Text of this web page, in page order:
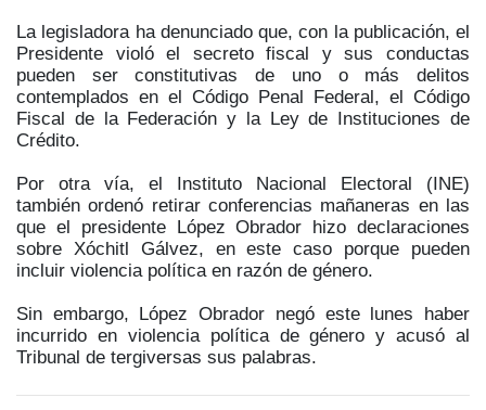
La legisladora ha denunciado que, con la publicación, el
Presidente violó el secreto fiscal y sus conductas
pueden ser constitutivas de uno o más delitos
contemplados en el Código Penal Federal, el Código
Fiscal de la Federación y la Ley de Instituciones de
Crédito.
Por otra vía, el Instituto Nacional Electoral (INE)
también ordenó retirar conferencias mañaneras en las
que el presidente López Obrador hizo declaraciones
sobre Xóchitl Gálvez, en este caso porque pueden
incluir violencia política en razón de género.
Sin embargo, López Obrador negó este lunes haber
incurrido en violencia política de género y acusó al
Tribunal de tergiversas sus palabras.